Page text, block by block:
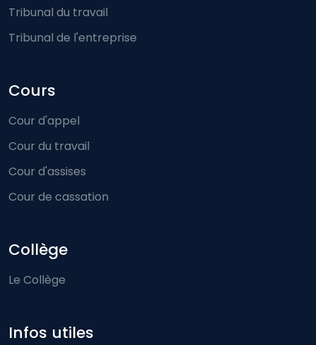
Tribunal du travail
Tribunal de l'entreprise
Cours
Cour d'appel
Cour du travail
Cour d'assises
Cour de cassation
Collège
Le Collège
Infos utiles